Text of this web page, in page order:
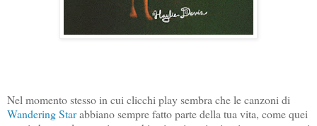
Nel momento stesso in cui clicchi play sembra che le canzoni di
Wandering Starabbiano sempre fatto parte della tua vita, come quei